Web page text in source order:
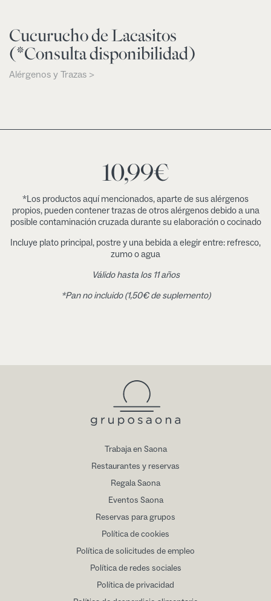
Cucurucho de Lacasitos
(*Consulta disponibilidad)
Alérgenos y Trazas >
10,99€
*Los productos aquí mencionados, aparte de sus alérgenos
propios, pueden contener trazas de otros alérgenos debido a una
posible contaminación cruzada durante su elaboración o cocinado
Incluye plato principal, postre y una bebida a elegir entre: refresco,
zumo o agua
Válido hasta los 11 años
*Pan no incluido (1,50€ de suplemento)
Trabaja en Saona
Restaurantes y reservas
Regala Saona
Eventos Saona
Reservas para grupos
Política de cookies
Política de solicitudes de empleo
Política de redes sociales
Política de privacidad